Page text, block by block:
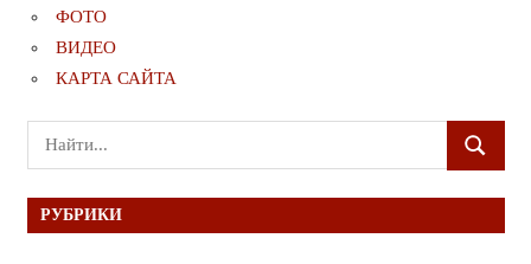
ФОТО
ВИДЕО
КАРТА САЙТА
Поиск
для:
ПОИСК
РУБРИКИ